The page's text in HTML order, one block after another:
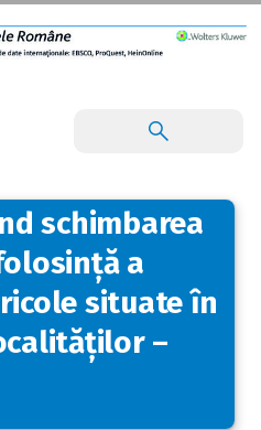
schimbarea
a
situate în
–